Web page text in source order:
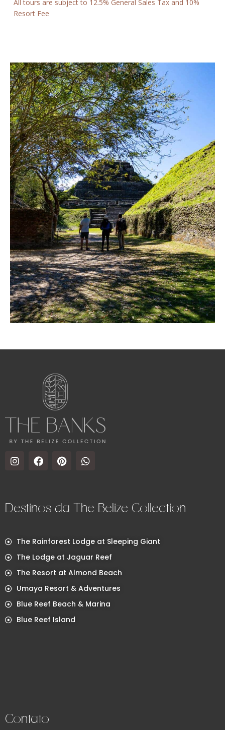
All tours are subject to 12.5% General Sales Tax and 10%
Resort Fee
Destinos da The Belize Collection
The Rainforest Lodge at Sleeping Giant
The Lodge at Jaguar Reef
The Resort at Almond Beach
Umaya Resort & Adventures
Blue Reef Beach & Marina
Blue Reef Island
Contato